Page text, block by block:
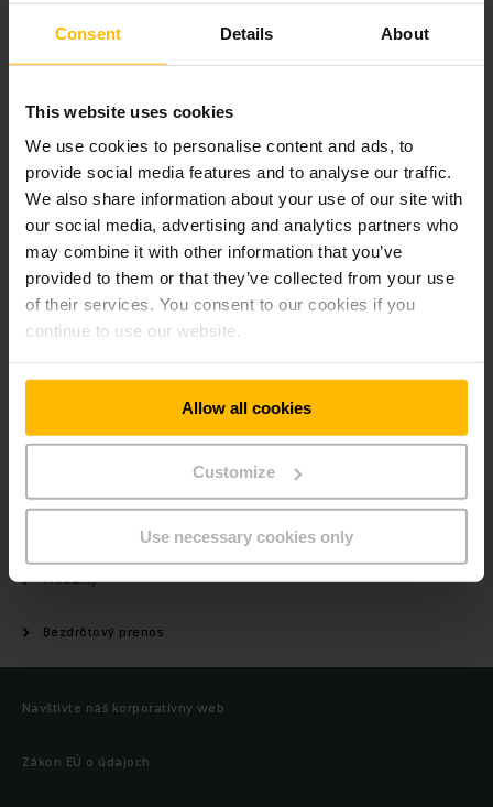
Consent Details About
This website uses cookies
We use cookies to personalise content and ads, to
provide social media features and to analyse our traffic.
We also share information about your use of our site with
our social media, advertising and analytics partners who
may combine it with other information that you’ve
provided to them or that they’ve collected from your use
of their services. You consent to our cookies if you
continue to use our website.
Allow all cookies
Customize
Use necessary cookies only
terminálov, skenerov čiarových kódov, tlačiarní etikiet,
mobilných pracovných vozíkov, WLAN infraštruktúry a viac –
sú uvedenie do prevádzky či podpora, čím vám zaručíme
Newsletter
PRIHLÁSIŤ SA
Sociálne siete
Produkty
Bezdrôtový prenos
Navštívte náš korporatívny web
Zákon EÚ o údajoch